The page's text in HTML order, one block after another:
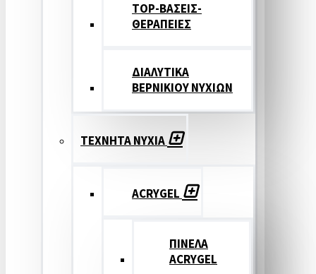
TOP-ΒΑΣΕΙΣ-
ΘΕΡΑΠΕΙΕΣ
ΔΙΑΛΥΤΙΚΑ
ΒΕΡΝΙΚΙΟΥ ΝΥΧΙΩΝ
ΤΕΧΝΗΤΑ ΝΥΧΙΑ
ACRYGEL
ΠΙΝΕΛΑ
ACRYGEL